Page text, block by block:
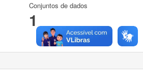
Conjuntos de dados
1